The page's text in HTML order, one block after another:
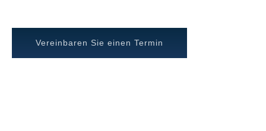
Vereinbaren Sie einen Termin